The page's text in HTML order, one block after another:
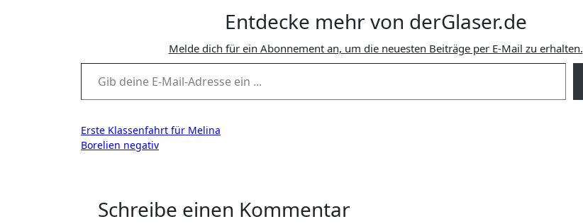
Entdecke mehr von derGlaser.de
Melde dich für ein Abonnement an, um die neuesten Beiträge per E-Mail zu erhalten.
Gib deine E-Mail-Adresse ein ...
Beitragsnavigation
Erste Klassenfahrt für Melina
Borelien negativ
Schreibe einen Kommentar